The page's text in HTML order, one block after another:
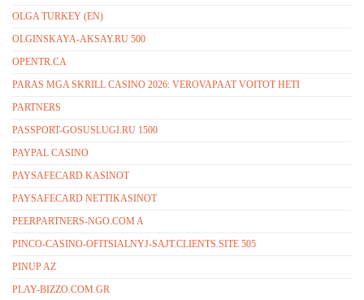
OLGA TURKEY (EN)
OLGINSKAYA-AKSAY.RU 500
OPENTR.CA
PARAS MGA SKRILL CASINO 2026: VEROVAPAAT VOITOT HETI
PARTNERS
PASSPORT-GOSUSLUGI.RU 1500
PAYPAL CASINO
PAYSAFECARD KASINOT
PAYSAFECARD NETTIKASINOT
PEERPARTNERS-NGO.COM A
PINCO-CASINO-OFITSIALNYJ-SAJT.CLIENTS.SITE 505
PINUP AZ
PLAY-BIZZO.COM.GR